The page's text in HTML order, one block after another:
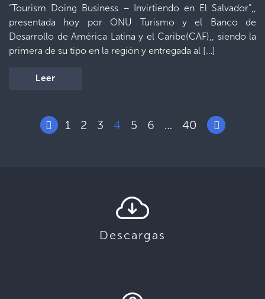
“Tourism Doing Business – Invirtiendo en El Salvador”,,
presentada hoy por ONU Turismo y el Banco de
Desarrollo de América Latina y el Caribe(CAF),, siendo la
primera de su tipo en la región y entregada al […]
Leer
1 2 3 4 5 6 … 40
Descargas